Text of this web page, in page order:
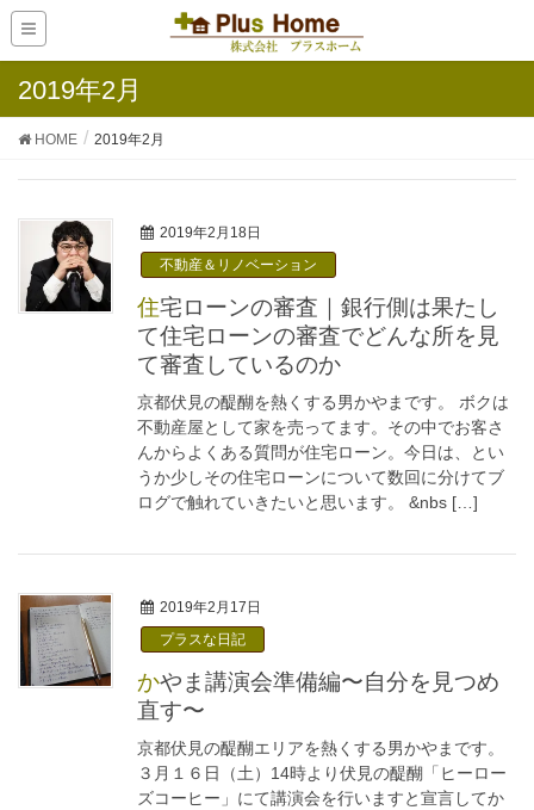
2019年2月
HOME 2019年2月
2019年2月18日
不動産＆リノベーション
住宅ローンの審査｜銀行側は果たし
て住宅ローンの審査でどんな所を見
て審査しているのか
京都伏見の醍醐を熱くする男かやまです。 ボクは
不動産屋として家を売ってます。その中でお客さ
んからよくある質問が住宅ローン。今日は、とい
うか少しその住宅ローンについて数回に分けてブ
ログで触れていきたいと思います。 &nbs […]
2019年2月17日
プラスな日記
かやま講演会準備編〜自分を見つめ
直す〜
京都伏見の醍醐エリアを熱くする男かやまです。
３月１６日（土）14時より伏見の醍醐「ヒーロー
ズコーヒー」にて講演会を行いますと宣言してか